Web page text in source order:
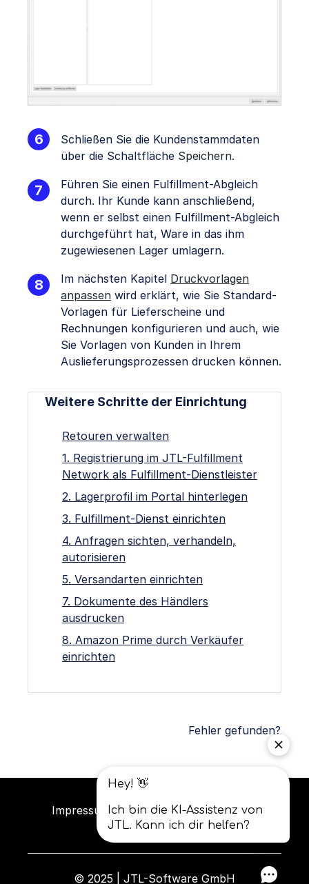
Schließen Sie die Kundenstammdaten
über die Schaltfläche Speichern.
Führen Sie einen Fulfillment-Abgleich
durch. Ihr Kunde kann anschließend,
wenn er selbst einen Fulfillment-Abgleich
durchgeführt hat, Ware in das ihm
zugewiesenen Lager umlagern.
Im nächsten Kapitel Druckvorlagen
anpassen wird erklärt, wie Sie Standard-
Vorlagen für Lieferscheine und
Rechnungen konfigurieren und auch, wie
Sie Vorlagen von Kunden in Ihrem
Auslieferungsprozessen drucken können.
Weitere Schritte der Einrichtung
Retouren verwalten
1. Registrierung im JTL-Fulfillment
Network als Fulfillment-Dienstleister
2. Lagerprofil im Portal hinterlegen
3. Fulfillment-Dienst einrichten
4. Anfragen sichten, verhandeln,
autorisieren
5. Versandarten einrichten
7. Dokumente des Händlers
ausdrucken
8. Amazon Prime durch Verkäufer
einrichten
Fehler gefunden?
Impressum Datenschutz AGB
© 2025 | JTL-Software GmbH